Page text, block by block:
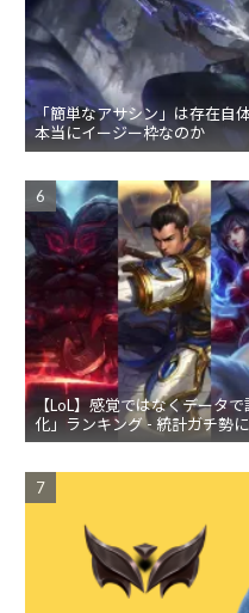
「簡単なアサシン」は存在自
本当にイージー枠なのか
【LoL】感覚ではなくデータ
化」ランキング - 統計ガチ勢